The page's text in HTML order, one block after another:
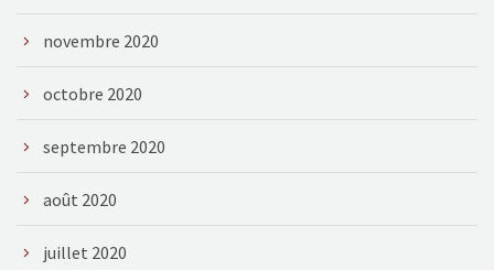
novembre 2020
octobre 2020
septembre 2020
août 2020
juillet 2020